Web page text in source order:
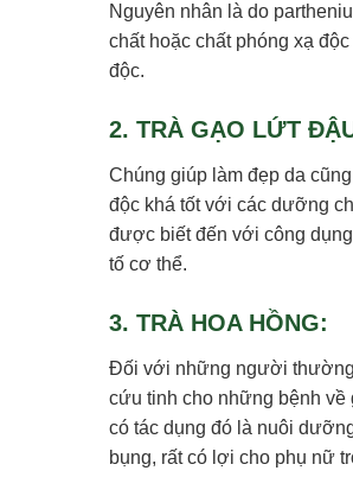
Nguyên nhân là do
chất hoặc chất phóng xạ
độc.
2. TRÀ GẠO LỨT
Chúng giúp làm đẹp da
độc khá tốt với các dưỡng
được biết đến với công
tố cơ thể.
3. TRÀ HOA HỒNG:
Đối với những người thường
cứu tinh cho những bệnh về
có tác dụng đó là nuôi
bụng, rất có lợi cho phụ nữ